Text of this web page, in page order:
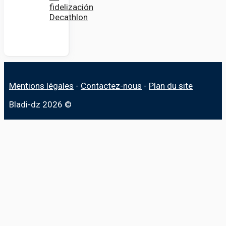
fidelización
Decathlon
Mentions légales - Contactez-nous - Plan du site
Bladi-dz 2026 ©